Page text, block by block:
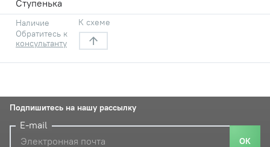
Ступенька
Наличие
Обратитесь к
консультанту
К схеме
Подпишитесь на нашу рассылку
E-mail
ОК